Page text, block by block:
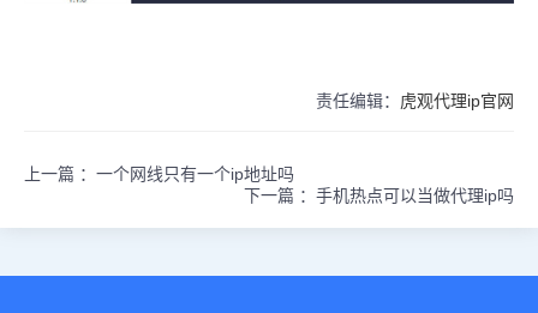
责任编辑： 虎观代理ip官网
上一篇 ： 一个网线只有一个ip地址吗
下一篇 ： 手机热点可以当做代理ip吗